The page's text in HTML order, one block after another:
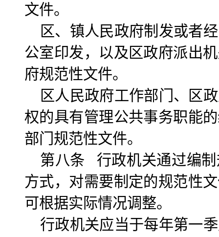
文件。
区、镇人民政府制发或者
公室印发，以及区政府派出
府规范性文件。
区人民政府工作部门、区
权的具有管理公共事务职能
部门规范性文件。
第八条 行政机关通过编
方式，对需要制定的规范性
可根据实际情况调整。
行政机关应当于每年第一